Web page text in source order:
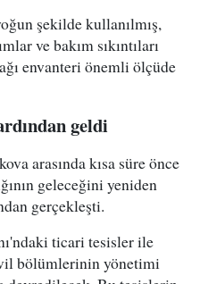
şekilde kullanılmış,
ve bakım sıkıntıları
envanteri önemli ölçüde
geldi
arasında kısa süre önce
geleceğini yeniden
gerçekleşti.
ticari tesisler ile
bölümlerinin yönetimi